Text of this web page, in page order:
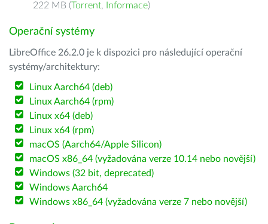
222 MB (Torrent, Informace)
Operační systémy
LibreOffice 26.2.0 je k dispozici pro následující operační
systémy/architektury:
Linux Aarch64 (deb)
Linux Aarch64 (rpm)
Linux x64 (deb)
Linux x64 (rpm)
macOS (Aarch64/Apple Silicon)
macOS x86_64 (vyžadována verze 10.14 nebo novější)
Windows (32 bit, deprecated)
Windows Aarch64
Windows x86_64 (vyžadována verze 7 nebo novější)